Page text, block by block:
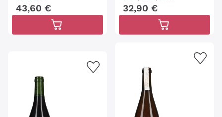
43,60 € 32,90 €